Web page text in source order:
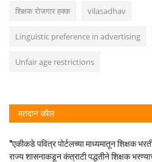
शिक्षक रोजगार हक्क vilasadhav
Linguistic preference in advertising
Unfair age restrictions
मतदान कौल
"एकीकडे पवित्र पोर्टलच्या माध्यमातून शिक्षक
राज्य शासनाकडून कंत्राटी पद्धतीने शिक्षक